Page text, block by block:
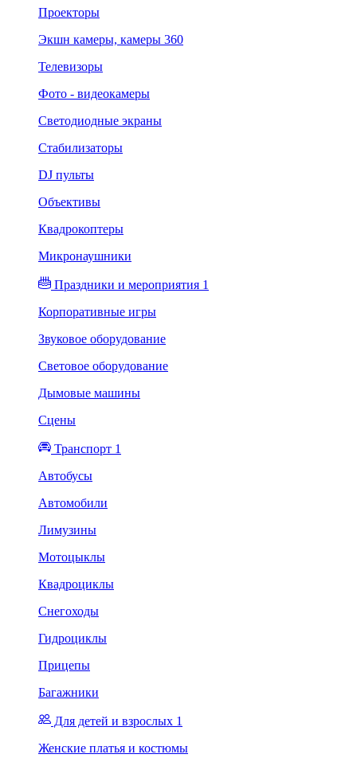
Проекторы
Экшн камеры, камеры 360
Телевизоры
Фото - видеокамеры
Светодиодные экраны
Стабилизаторы
DJ пульты
Объективы
Квадрокоптеры
Микронаушники
Праздники и мероприятия 1
Корпоративные игры
Звуковое оборудование
Световое оборудование
Дымовые машины
Сцены
Транспорт 1
Автобусы
Автомобили
Лимузины
Мотоцыклы
Квадроциклы
Снегоходы
Гидроциклы
Прицепы
Багажники
Для детей и взрослых 1
Женские платья и костюмы